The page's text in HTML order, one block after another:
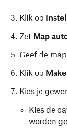
Klik op
Zet Map
Geef de
Klik op
Kies je
Kies de
worden